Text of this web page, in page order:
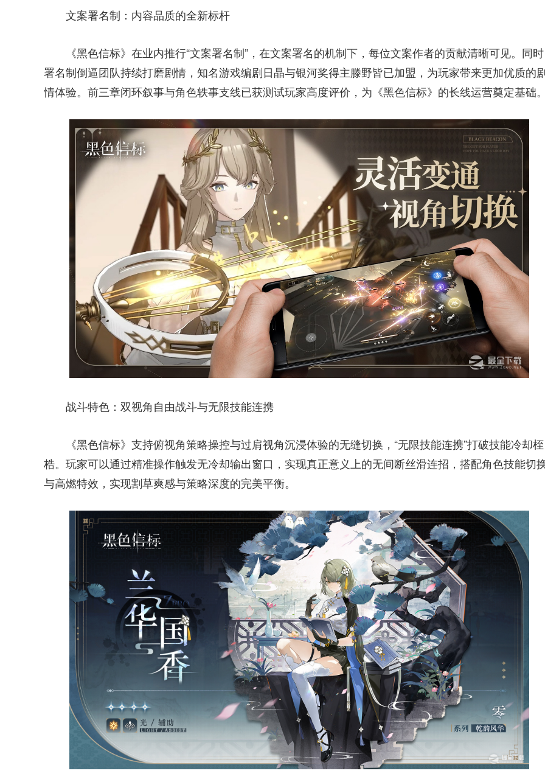
文案署名制：内容品质的全新标杆
《黑色信标》在业内推行“文案署名制”，在文案署名的机制下，每位文案作者的贡献清晰可见。同时
署名制倒逼团队持续打磨剧情，知名游戏编剧日晶与银河奖得主滕野皆已加盟，为玩家带来更加优质的
情体验。前三章闭环叙事与角色轶事支线已获测试玩家高度评价，为《黑色信标》的长线运营奠定基础。
战斗特色：双视角自由战斗与无限技能连携
《黑色信标》支持俯视角策略操控与过肩视角沉浸体验的无缝切换，“无限技能连携”打破技能冷却桎
梏。玩家可以通过精准操作触发无冷却输出窗口，实现真正意义上的无间断丝滑连招，搭配角色技能切
与高燃特效，实现割草爽感与策略深度的完美平衡。